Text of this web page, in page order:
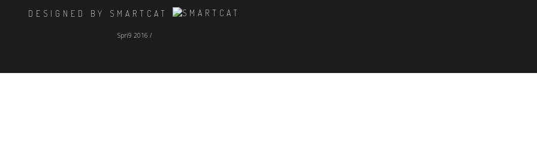
DESIGNED BY SMARTCAT
Spri9 2016 /